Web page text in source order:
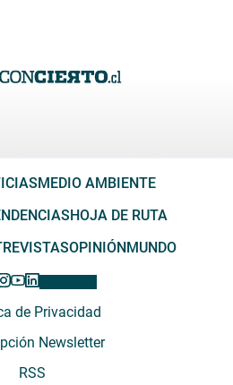
MEDIO AMBIENTE
HOJA DE RUTA
OPINIÓNMUNDO
de Privacidad
Newsletter
RSS